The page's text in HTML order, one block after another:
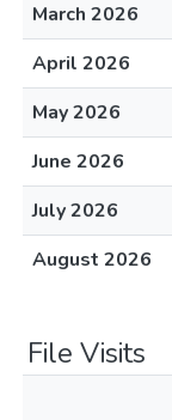
March 2026
April 2026
May 2026
June 2026
July 2026
August 2026
File Visits